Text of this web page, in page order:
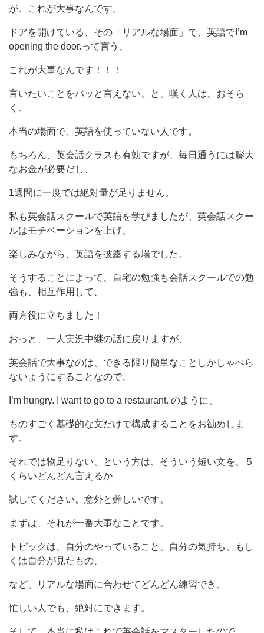
が、これが大事なんです。
ドアを開けている、その「リアルな場面」で、英語でI’m
opening the door.って言う、
これが大事なんです！！！
言いたいことをパッと言えない、と、嘆く人は、おそら
く、
本当の場面で、英語を使っていない人です。
もちろん、英会話クラスも有効ですが、毎日通うには膨大
なお金が必要だし、
1週間に一度では絶対量が足りません。
私も英会話スクールで英語を学びましたが、英会話スクー
ルはモチベーションを上げ、
楽しみながら、英語を披露する場でした。
そうすることによって、自宅の勉強も会話スクールでの勉
強も、相互作用して、
両方役に立ちました！
おっと、一人実況中継の話に戻りますが、
英会話で大事なのは、できる限り簡単なことしかしゃべら
ないようにすることなので、
I’m hungry. I want to go to a restaurant. のように、
ものすごく基礎的な文だけで構成することをお勧めしま
す。
それでは物足りない、という方は、そういう短い文を、５
くらいどんどん言えるか
試してください。意外と難しいです。
まずは、それが一番大事なことです。
トピックは、自分のやっていること、自分の気持ち、もし
くは自分が見たもの、
など、リアルな場面に合わせてどんどん練習でき、
忙しい人でも、絶対にできます。